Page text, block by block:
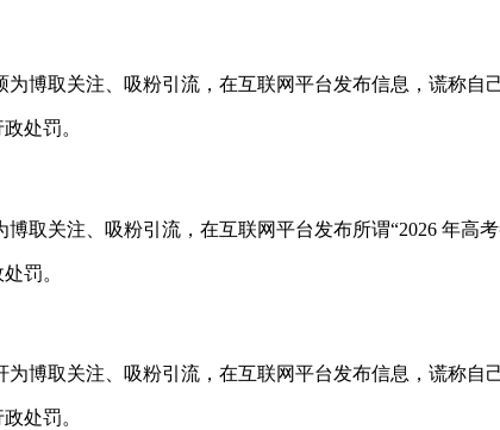
博取关注、吸粉引流，在互联网平台发布信息，谎称自
处罚。
取关注、吸粉引流，在互联网平台发布所谓“2026 年高
罚。
为博取关注、吸粉引流，在互联网平台发布信息，谎称自
处罚。